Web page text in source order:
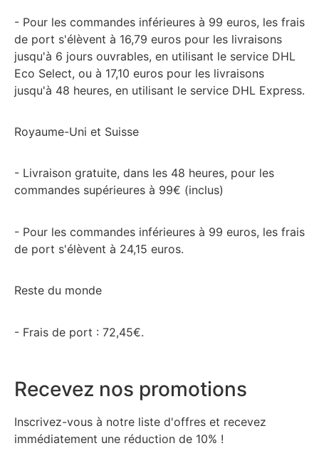
- Pour les commandes inférieures à 99 euros, les frais
de port s'élèvent à 16,79 euros pour les livraisons
jusqu'à 6 jours ouvrables, en utilisant le service DHL
Eco Select, ou à 17,10 euros pour les livraisons
jusqu'à 48 heures, en utilisant le service DHL Express.
Royaume-Uni et Suisse
- Livraison gratuite, dans les 48 heures, pour les
commandes supérieures à 99€ (inclus)
- Pour les commandes inférieures à 99 euros, les frais
de port s'élèvent à 24,15 euros.
Reste du monde
- Frais de port : 72,45€.
Recevez nos promotions
Inscrivez-vous à notre liste d'offres et recevez
immédiatement une réduction de 10% !